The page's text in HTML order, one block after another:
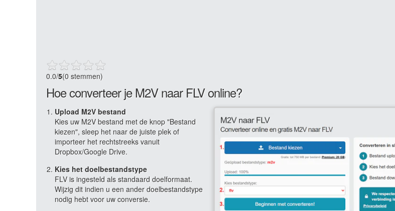
0.0/5(0 stemmen)
Hoe converteer je M2V naar FLV online?
Upload M2V bestand
Kies uw M2V bestand met de knop "Bestand
kiezen", sleep het naar de juiste plek of
importeer het rechtstreeks vanuit
Dropbox/Google Drive.
Kies het doelbestandstype
FLV is ingesteld als standaard doelformaat.
Wijzig dit indien u een ander doelbestandstype
nodig hebt voor uw conversie.